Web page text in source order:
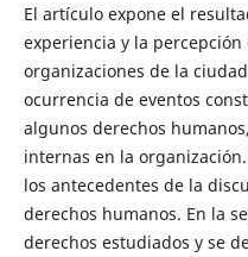
El artículo expone el
experiencia y la
organizaciones de la
ocurrencia de eventos
algunos derechos
internas en la
los antecedentes de la
derechos humanos. En la
derechos estudiados y se